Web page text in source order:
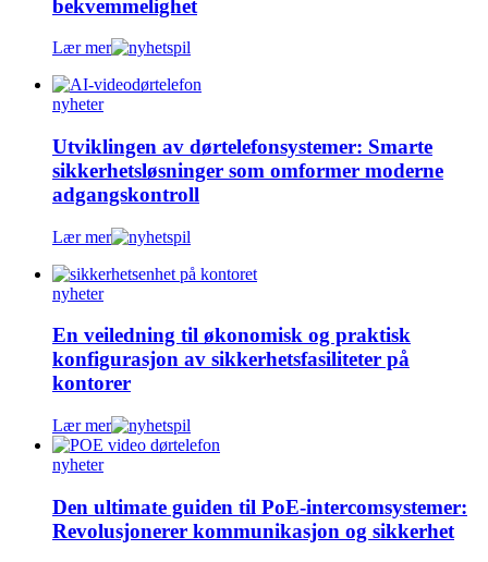
bekvemmelighet
Lær mer
nyheter
Utviklingen av dørtelefonsystemer: Smarte
sikkerhetsløsninger som omformer moderne
adgangskontroll
Lær mer
nyheter
En veiledning til økonomisk og praktisk
konfigurasjon av sikkerhetsfasiliteter på
kontorer
Lær mer
nyheter
Den ultimate guiden til PoE-intercomsystemer:
Revolusjonerer kommunikasjon og sikkerhet